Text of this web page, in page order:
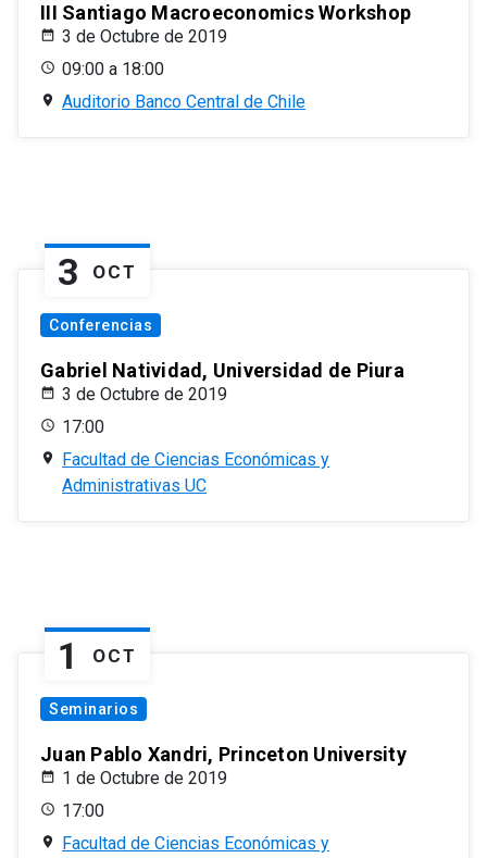
III Santiago Macroeconomics Workshop
3 de Octubre de 2019
09:00 a 18:00
Auditorio Banco Central de Chile
3 OCT
Conferencias
Gabriel Natividad, Universidad de Piura
3 de Octubre de 2019
17:00
Facultad de Ciencias Económicas y
Administrativas UC
1 OCT
Seminarios
Juan Pablo Xandri, Princeton University
1 de Octubre de 2019
17:00
Facultad de Ciencias Económicas y